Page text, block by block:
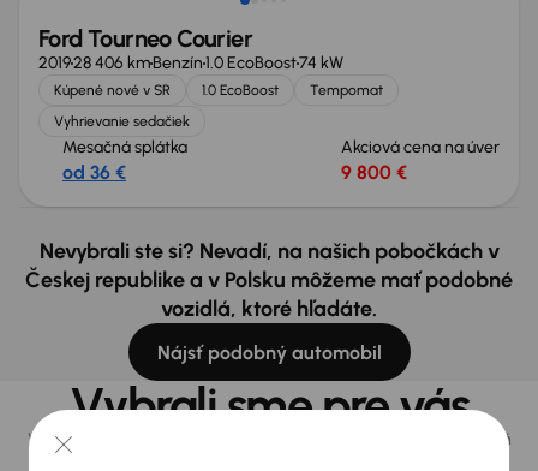
Ford Tourneo Courier
201928 406 kmBenzín1.0 EcoBoost74 kW
Kúpené nové v SR 1.0 EcoBoost
Tempomat
Vyhrievanie sedačiek
Mesačná splátka
od 36 €
Akciová cena na úver
9 800 €
Nevybrali ste si? Nevadí, na našich pobočkách v
Českej republike a v Polsku môžeme mať podobné
vozidlá, ktoré hľadáte.
Nájsť podobný automobil
Vybrali sme pre vás
Vyberáme pre vás tie
z našej ponuky. Každý deň